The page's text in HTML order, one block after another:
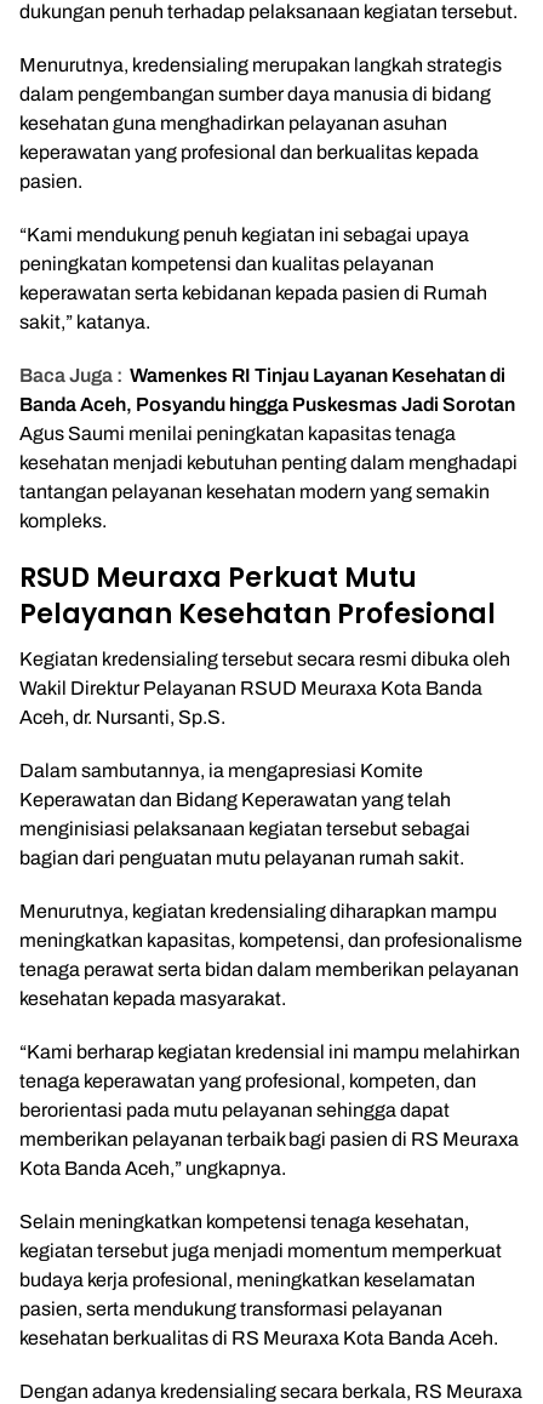
dukungan penuh terhadap pelaksanaan kegiatan tersebut.
Menurutnya, kredensialing merupakan langkah strategis
dalam pengembangan sumber daya manusia di bidang
kesehatan guna menghadirkan pelayanan asuhan
keperawatan yang profesional dan berkualitas kepada
pasien.
“Kami mendukung penuh kegiatan ini sebagai upaya
peningkatan kompetensi dan kualitas pelayanan
keperawatan serta kebidanan kepada pasien di Rumah
sakit,” katanya.
Baca Juga : Wamenkes RI Tinjau Layanan Kesehatan di
Banda Aceh, Posyandu hingga Puskesmas Jadi Sorotan
Agus Saumi menilai peningkatan kapasitas tenaga
kesehatan menjadi kebutuhan penting dalam menghadapi
tantangan pelayanan kesehatan modern yang semakin
kompleks.
RSUD Meuraxa Perkuat Mutu
Pelayanan Kesehatan Profesional
Kegiatan kredensialing tersebut secara resmi dibuka oleh
Wakil Direktur Pelayanan RSUD Meuraxa Kota Banda
Aceh, dr. Nursanti, Sp.S.
Dalam sambutannya, ia mengapresiasi Komite
Keperawatan dan Bidang Keperawatan yang telah
menginisiasi pelaksanaan kegiatan tersebut sebagai
bagian dari penguatan mutu pelayanan rumah sakit.
Menurutnya, kegiatan kredensialing diharapkan mampu
meningkatkan kapasitas, kompetensi, dan profesionalisme
tenaga perawat serta bidan dalam memberikan pelayanan
kesehatan kepada masyarakat.
“Kami berharap kegiatan kredensial ini mampu melahirkan
tenaga keperawatan yang profesional, kompeten, dan
berorientasi pada mutu pelayanan sehingga dapat
memberikan pelayanan terbaik bagi pasien di RS Meuraxa
Kota Banda Aceh,” ungkapnya.
Selain meningkatkan kompetensi tenaga kesehatan,
kegiatan tersebut juga menjadi momentum memperkuat
budaya kerja profesional, meningkatkan keselamatan
pasien, serta mendukung transformasi pelayanan
kesehatan berkualitas di RS Meuraxa Kota Banda Aceh.
Dengan adanya kredensialing secara berkala, RS Meuraxa